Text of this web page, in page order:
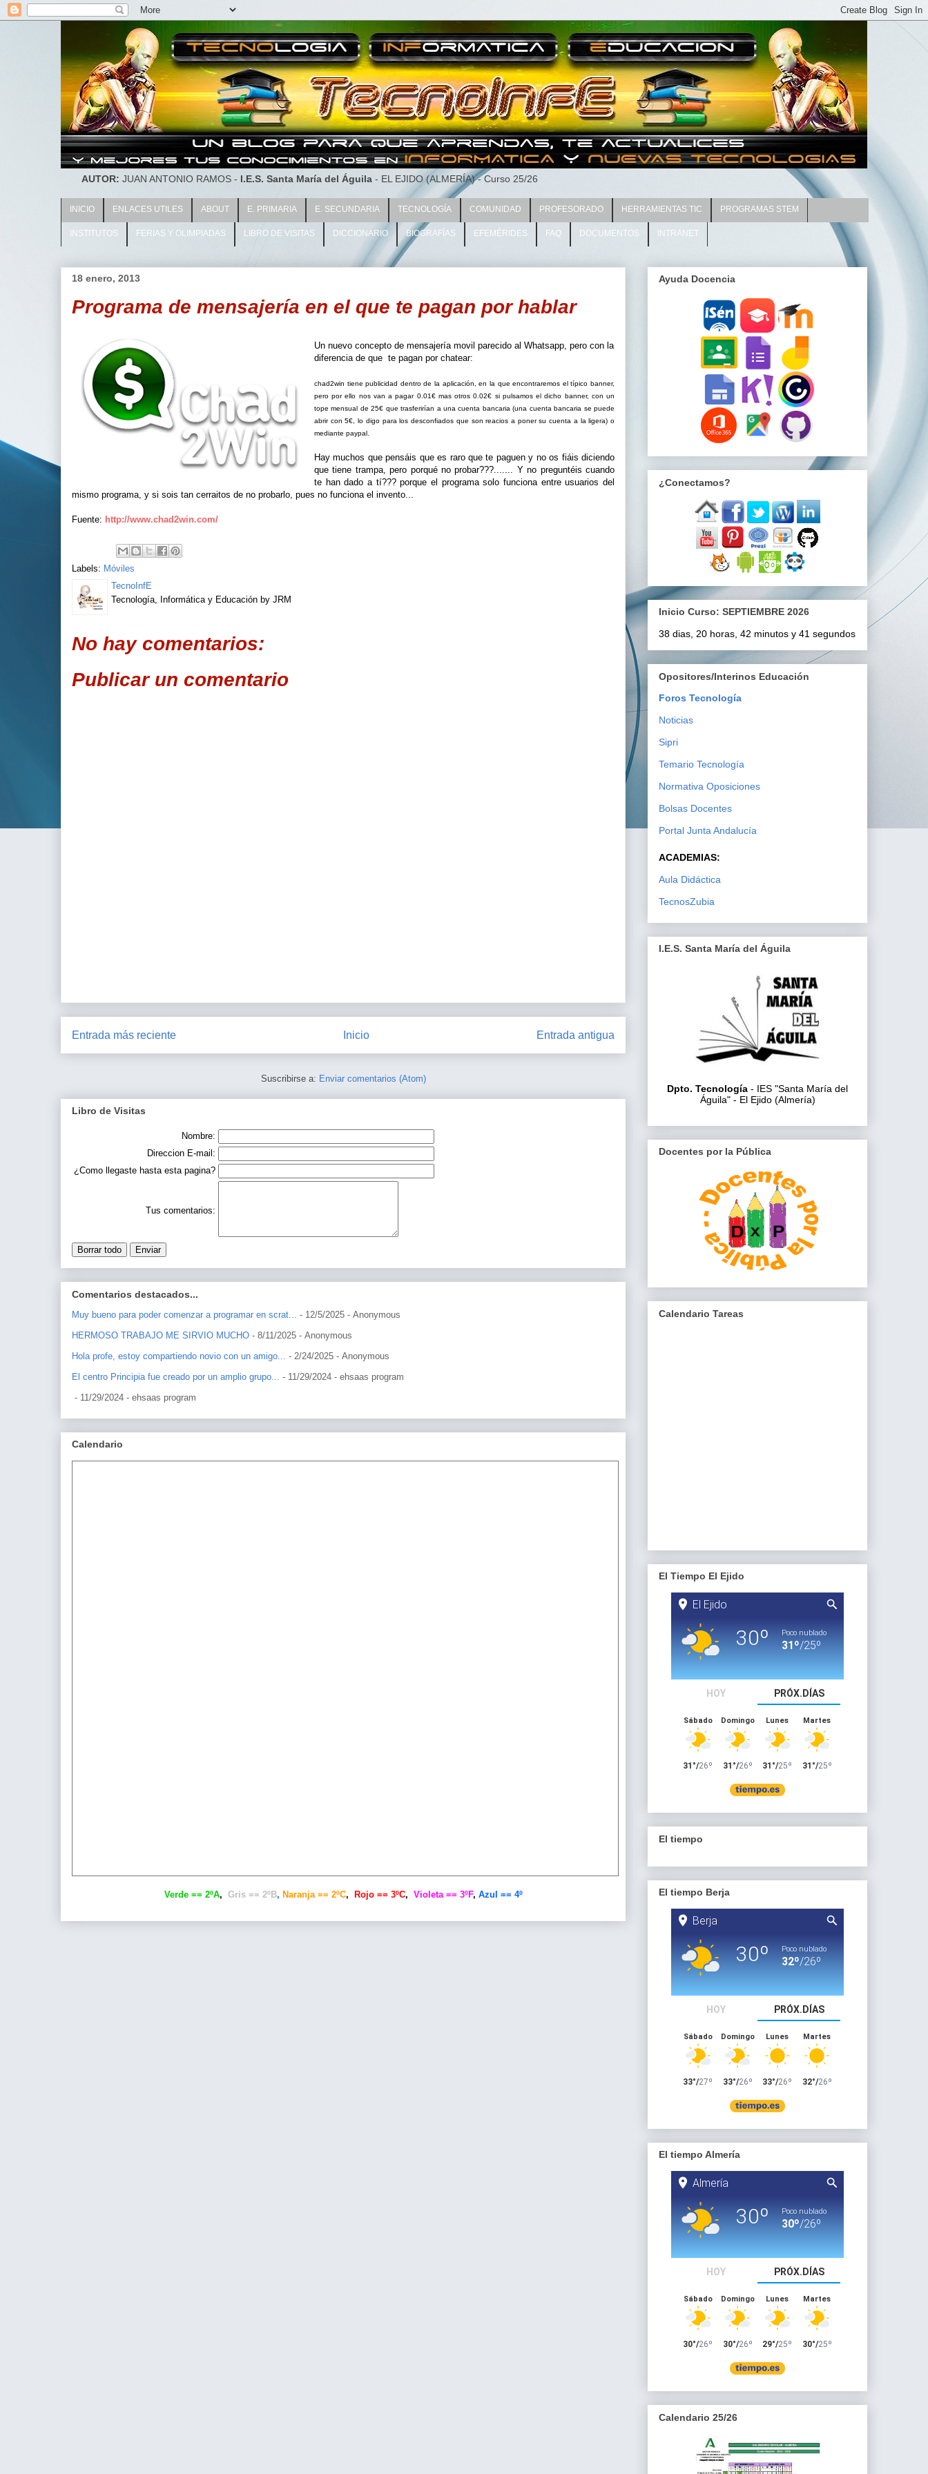
AUTOR: JUAN ANTONIO RAMOS - I.E.S. Santa María del Águila - EL EJIDO (ALMERÍA) - Curso 25/26
INICIO ENLACES UTILES ABOUT E. PRIMARIA E. SECUNDARIA TECNOLOGÍA COMUNIDAD PROFESORADO HERRAMIENTAS TIC PROGRAMAS STEM
INSTITUTOS FERIAS Y OLIMPIADAS LIBRO DE VISITAS DICCIONARIO BIOGRAFÍAS EFEMÉRIDES FAQ DOCUMENTOS INTRANET
18 enero, 2013
Programa de mensajería en el que te pagan por hablar
Un nuevo concepto de mensajería movil parecido al Whatsapp, pero con la
diferencia de que te pagan por chatear:
chad2win tiene publicidad dentro de la aplicación, en la que encontraremos el típico banner,
pero por ello nos van a pagar 0.01€ mas otros 0.02€ si pulsamos el dicho banner, con un
tope mensual de 25€ que trasferirían a una cuenta bancaria (una cuenta bancaria se puede
abrir con 5€, lo digo para los desconfiados que son reacios a poner su cuenta a la ligera) o
mediante paypal.
Hay muchos que pensáis que es raro que te paguen y no os fiáis diciendo
que tiene trampa, pero porqué no probar???....... Y no preguntéis cuando
te han dado a tí??? porque el programa solo funciona entre usuarios del
mismo programa, y si sois tan cerraitos de no probarlo, pues no funciona el invento...
Fuente: http://www.chad2win.com/
Labels: Móviles
TecnoInfE
Tecnología, Informática y Educación by JRM
No hay comentarios:
Publicar un comentario
Entrada más reciente Entrada antigua
Inicio
Suscribirse a: Enviar comentarios (Atom)
Libro de Visitas
Nombre:
Direccion E-mail:
¿Como llegaste hasta esta pagina?
Tus comentarios:
Comentarios destacados...
Muy bueno para poder comenzar a programar en scrat... - 12/5/2025 - Anonymous
HERMOSO TRABAJO ME SIRVIO MUCHO - 8/11/2025 - Anonymous
Hola profe, estoy compartiendo novio con un amigo... - 2/24/2025 - Anonymous
El centro Principia fue creado por un amplio grupo... - 11/29/2024 - ehsaas program
- 11/29/2024 - ehsaas program
Calendario
Verde == 2ºA, Gris == 2ºB, Naranja == 2ºC, Rojo == 3ºC, Violeta == 3ºF, Azul == 4º
Ayuda Docencia
¿Conectamos?
Inicio Curso: SEPTIEMBRE 2026
38 dias, 20 horas, 42 minutos y 40 segundos
Opositores/Interinos Educación
Foros Tecnología
Noticias
Sipri
Temario Tecnología
Normativa Oposiciones
Bolsas Docentes
Portal Junta Andalucía
ACADEMIAS:
Aula Didáctica
TecnosZubia
I.E.S. Santa María del Águila
Dpto. Tecnología - IES "Santa María del
Águila" - El Ejido (Almería)
Docentes por la Pública
Calendario Tareas
El Tiempo El Ejido
El tiempo
El tiempo Berja
El tiempo Almería
Calendario 25/26